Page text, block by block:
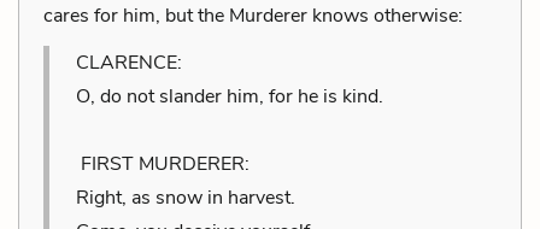
cares for him, but the Murderer knows otherwise:
CLARENCE:
O, do not slander him, for he is kind.
FIRST MURDERER:
Right, as snow in harvest.